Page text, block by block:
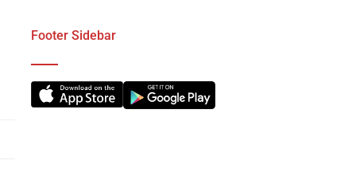
Footer Sidebar